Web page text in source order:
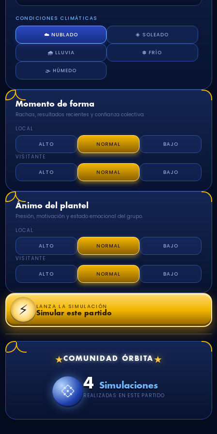
CONDICIONES CLIMÁTICAS
☁️ NUBLADO ☀️ SOLEADO
🌧️ LLUVIA ❄️ FRÍO
🌫️ HÚMEDO
Momento de forma
Rachas, resultados recientes y confianza colectiva.
LOCAL
ALTO NORMAL
BAJO
VISITANTE
ALTO NORMAL BAJO
Ánimo del plantel
Presión, motivación y estado emocional del grupo.
LOCAL
ALTO NORMAL
BAJO
VISITANTE
ALTO NORMAL BAJO
⚡ LANZA LA SIMULACIÓN
Simular este partido
★COMUNIDAD ÓRBITA★
💠 4Simulaciones
REALIZADAS EN ESTE PARTIDO